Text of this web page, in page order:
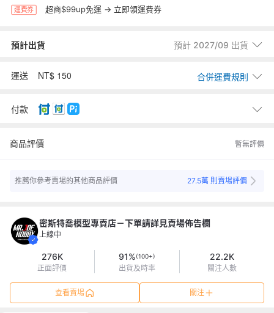
運費券 超商$99up免運 → 立即領運費券
預計出貨 預計 2027/09 出貨
國外+國內物流，出貨時間會從抵達台灣後交寄物流時間計算。
運送 NT$ 150 合併運費規則
宅配/快遞 150
付款
信用卡(6期0利率)
銀行或郵局轉帳
郵局無摺存款
商品評價 暫無評價
推薦你參考賣場的其他商品評價 27.5萬 則賣場評價
密斯特喬模型專賣店－下單請詳見賣場佈告欄
上線中
276K
正面評價
91%(100+)
出貨及時率
22.2K
關注人數
查看賣場 關注